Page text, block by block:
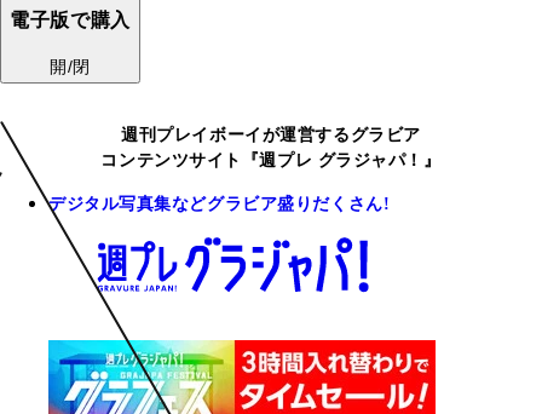
電子版で購入
開/閉
週刊プレイボーイが運営するグラビア
コンテンツサイト『週プレ グラジャパ！』
デジタル写真集などグラビア盛りだくさん!